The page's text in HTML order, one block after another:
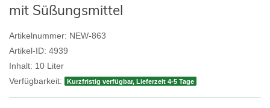
mit Süßungsmittel
Artikelnummer: NEW-863
Artikel-ID: 4939
Inhalt: 10 Liter
Verfügbarkeit:
Kurzfristig verfügbar, Lieferzeit 4-5 Tage